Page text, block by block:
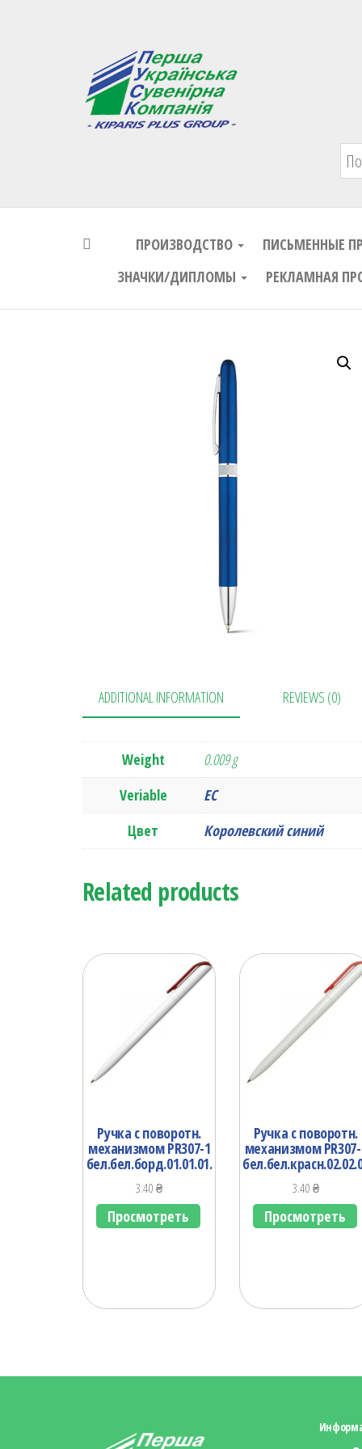
Первая Украинская Сувенирная
ПРОИЗВОДСТВО ПИСЬМЕННЫЕ
ЗНАЧКИ/ДИПЛОМЫ
РЕКЛАМНАЯ
ADDITIONAL INFORMATION REVIEWS (0)
Weight
0.009 g
Veriable
ЕС
Цвет
Королевский синий
Related products
Ручка с поворотн.
механизмом PR307-1
бел.бел.борд.01.01.01.
3.40₴
Просмотреть
Ручка с поворотн.
механизмом
3.40₴
Просмотреть